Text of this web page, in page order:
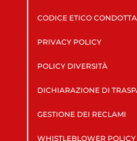
CODICE ETICO CONDOTTA
PRIVACY POLICY
POLICY DIVERSITÀ
DICHIARAZIONE DI
GESTIONE DEI RECLAMI
WHISTLEBLOWER POLICY